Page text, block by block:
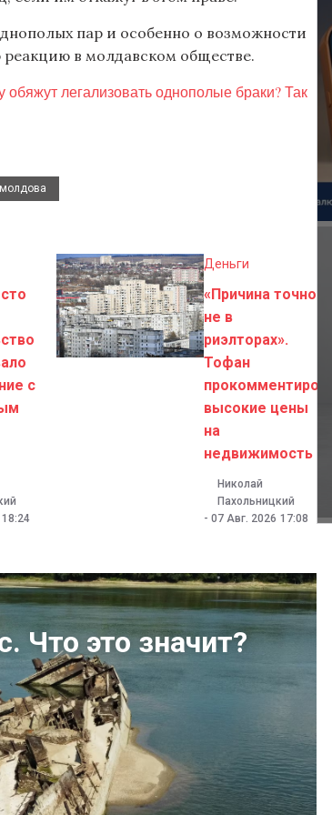
пар и особенно о возможности
реакцию в молдавском обществе.
обяжут легализовать однополые браки? Так
молдова
с
18:24
Деньги
«Причина точно
не в
риэлторах».
Тофан
высокие цены
на
недвижимость
Николай
Пахольницкий
- 07 Авг. 2026 17:08
Что это значит?